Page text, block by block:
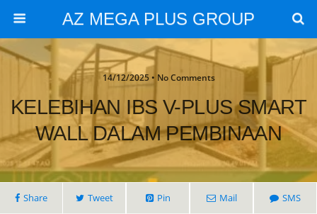
AZ MEGA PLUS GROUP
14/12/2025 • No Comments
KELEBIHAN IBS V-PLUS SMART
WALL DALAM PEMBINAAN
Share Tweet Pin Mail SMS